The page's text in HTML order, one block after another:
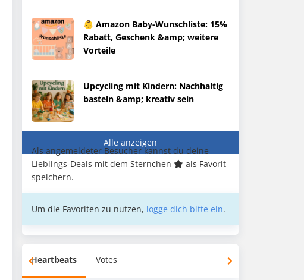
👶 Amazon Baby-Wunschliste: 15%
Rabatt, Geschenk &amp; weitere
Vorteile
Upcycling mit Kindern: Nachhaltig
basteln &amp; kreativ sein
Alle anzeigen
Als angemeldeter Besucher kannst du deine
Lieblings-Deals mit dem Sternchen
als Favorit
speichern.
Um die Favoriten zu nutzen, logge dich bitte ein.
Heartbeats Votes